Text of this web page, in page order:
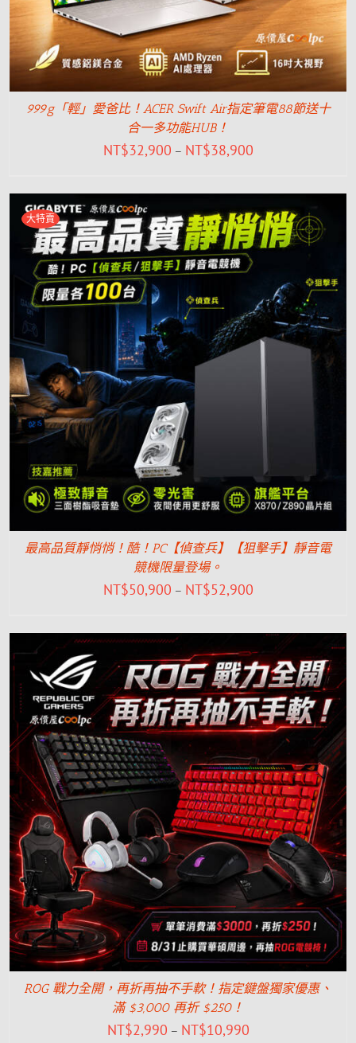
999g「輕」愛爸比！ACER Swift Air指定筆電88節送十
合一多功能HUB！
NT$32,900 – NT$38,900
大特賣
最高品質靜悄悄！酷！PC【偵查兵】【狙擊手】靜音電
競機限量登場。
NT$50,900 – NT$52,900
ROG 戰力全開，再折再抽不手軟！指定鍵盤獨家優惠、
滿 $3,000 再折 $250！
NT$2,990 – NT$10,990